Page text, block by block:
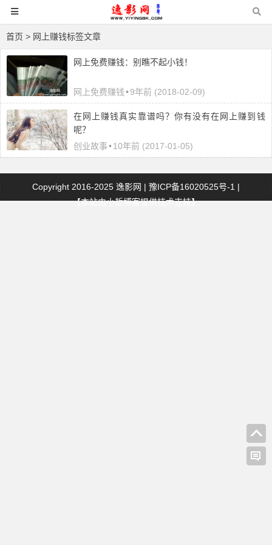
首页 > 网上赚钱标签文章
网上免费赚钱：别瞧不起小钱！
网上免费赚钱•9年前 (2018-02-09)
在网上赚钱真实靠谱吗？你有没有在网上赚到钱
呢？
创业故事•10年前 (2017-01-05)
Copyright 2016-2025 逸影网 | 豫ICP备16020525号-1 |
【本站由小哲博客提供技术支持】